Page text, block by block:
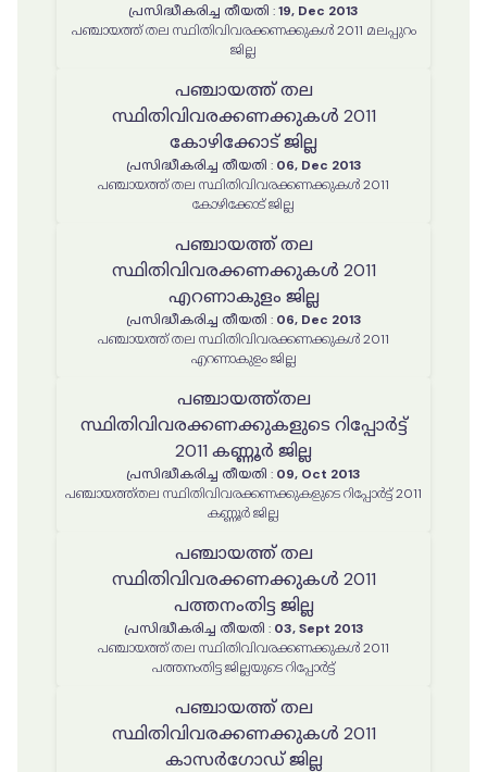
പ്രസിദ്ധീകരിച്ച തീയതി :19, Dec 2013
പഞ്ചായത്ത് തല സ്ഥിതിവിവരക്കണക്കുകൾ 2011 മലപ്പുറം
ജില്ല
പഞ്ചായത്ത് തല
സ്ഥിതിവിവരക്കണക്കുകൾ 2011
കോഴിക്കോട് ജില്ല
പ്രസിദ്ധീകരിച്ച തീയതി : 06, Dec 2013
പഞ്ചായത്ത് തല സ്ഥിതിവിവരക്കണക്കുകൾ 2011
കോഴിക്കോട് ജില്ല
പഞ്ചായത്ത് തല
സ്ഥിതിവിവരക്കണക്കുകൾ 2011
എറണാകുളം ജില്ല
പ്രസിദ്ധീകരിച്ച തീയതി : 06, Dec 2013
പഞ്ചായത്ത് തല സ്ഥിതിവിവരക്കണക്കുകൾ 2011
എറണാകുളം ജില്ല
പഞ്ചായത്ത്തല
സ്ഥിതിവിവരക്കണക്കുകളുടെ റിപ്പോർട്ട്
2011 കണ്ണൂർ ജില്ല
പ്രസിദ്ധീകരിച്ച തീയതി : 09, Oct 2013
പഞ്ചായത്ത്തല സ്ഥിതിവിവരക്കണക്കുകളുടെ റിപ്പോർട്ട് 2011
കണ്ണൂർ ജില്ല
പഞ്ചായത്ത് തല
സ്ഥിതിവിവരക്കണക്കുകൾ 2011
പത്തനംതിട്ട ജില്ല
പ്രസിദ്ധീകരിച്ച തീയതി : 03, Sept 2013
പഞ്ചായത്ത് തല സ്ഥിതിവിവരക്കണക്കുകൾ 2011
പത്തനംതിട്ട ജില്ലയുടെ റിപ്പോർട്ട്
പഞ്ചായത്ത് തല
സ്ഥിതിവിവരക്കണക്കുകൾ 2011
കാസർഗോഡ് ജില്ല